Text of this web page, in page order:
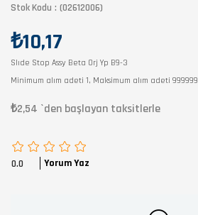
Stok Kodu (02612006)
₺10,17
Slıde Stop Assy Beta Orj Yp B9-3
Minimum alım adeti 1, Maksimum alım adeti 999999
₺2,54 `den başlayan taksitlerle
0.0 Yorum Yaz